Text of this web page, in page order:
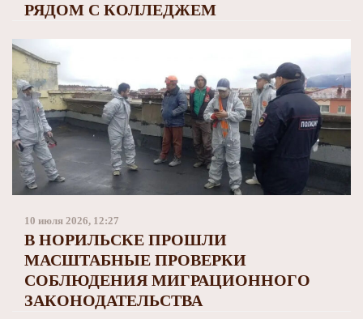
РЯДОМ С КОЛЛЕДЖЕМ
10 июля 2026, 12:27
В НОРИЛЬСКЕ ПРОШЛИ
МАСШТАБНЫЕ ПРОВЕРКИ
СОБЛЮДЕНИЯ МИГРАЦИОННОГО
ЗАКОНОДАТЕЛЬСТВА